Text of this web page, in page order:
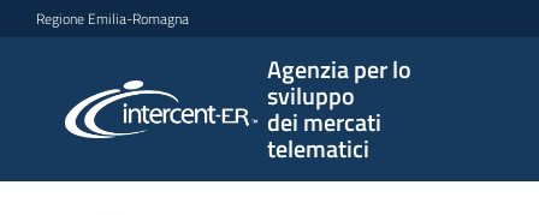
Vai al contenuto
Vai alla navigazione
Vai al footer
Regione Emilia-Romagna
Agenzia per lo
sviluppo
dei mercati
telematici
per lo
sviluppo